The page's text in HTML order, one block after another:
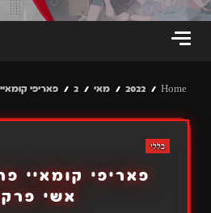
Home
2022 מאי 2 פאריפי קומאיי פרק 5 |
כללי
אשי פרק 4